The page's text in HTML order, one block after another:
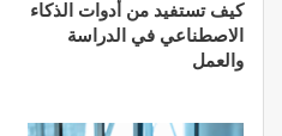
كيف تستفيد من أدوات الذكاء
الاصطناعي في الدراسة
والعمل